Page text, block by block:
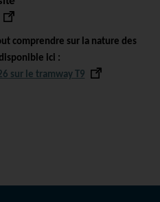
comprendre sur la nature des
ici :
sur le tramway T9